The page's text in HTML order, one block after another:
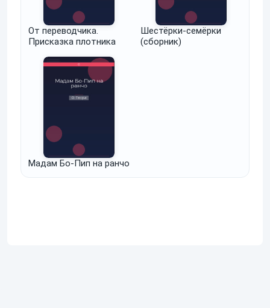
От переводчика.
Присказка плотника
Шестёрки-семёрки
(сборник)
Мадам Бо-Пип на ранчо